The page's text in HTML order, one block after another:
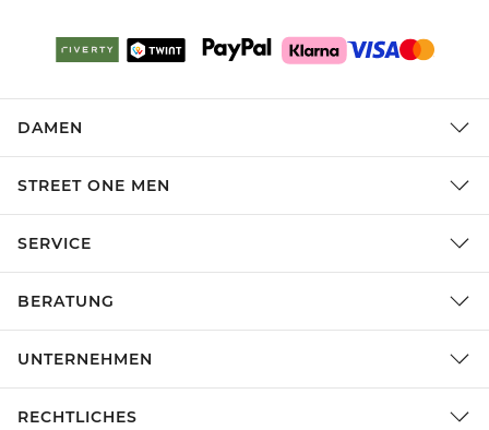
DAMEN
STREET ONE MEN
SERVICE
BERATUNG
UNTERNEHMEN
RECHTLICHES